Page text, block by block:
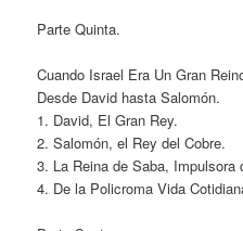
Parte Quinta.
Cuando Israel Era Un Gran
Desde David hasta Salomón.
1. David, El Gran Rey.
2. Salomón, el Rey del Cobre.
3. La Reina de Saba,
4. De la Policroma Vida